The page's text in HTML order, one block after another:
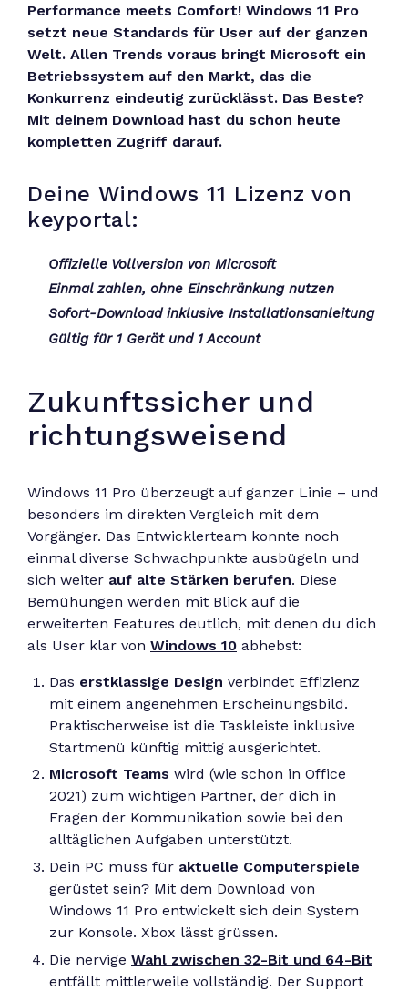
Performance meets Comfort! Windows 11 Pro
setzt neue Standards für User auf der ganzen
Welt. Allen Trends voraus bringt Microsoft ein
Betriebssystem auf den Markt, das die
Konkurrenz eindeutig zurücklässt. Das Beste?
Mit deinem Download hast du schon heute
kompletten Zugriff darauf.
Deine Windows 11 Lizenz von
keyportal:
Offizielle Vollversion von Microsoft
Einmal zahlen, ohne Einschränkung nutzen
Sofort-Download inklusive Installationsanleitung
Gültig für 1 Gerät und 1 Account
Zukunftssicher und
richtungsweisend
Windows 11 Pro überzeugt auf ganzer Linie – und
besonders im direkten Vergleich mit dem
Vorgänger. Das Entwicklerteam konnte noch
einmal diverse Schwachpunkte ausbügeln und
sich weiter auf alte Stärken berufen. Diese
Bemühungen werden mit Blick auf die
erweiterten Features deutlich, mit denen du dich
als User klar von Windows 10 abhebst:
Das erstklassige Design verbindet Effizienz
mit einem angenehmen Erscheinungsbild.
Praktischerweise ist die Taskleiste inklusive
Startmenü künftig mittig ausgerichtet.
Microsoft Teams wird (wie schon in Office
2021) zum wichtigen Partner, der dich in
Fragen der Kommunikation sowie bei den
alltäglichen Aufgaben unterstützt.
Dein PC muss für aktuelle Computerspiele
gerüstet sein? Mit dem Download von
Windows 11 Pro entwickelt sich dein System
zur Konsole. Xbox lässt grüssen.
Die nervige Wahl zwischen 32-Bit und 64-Bit
entfällt mittlerweile vollständig. Der Support